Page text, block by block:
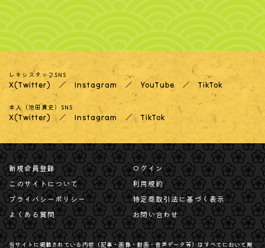
レキシスタッフSNS
X(Twitter) Instagram YouTube TikTok
本人（池田貴史）SNS
X(Twitter) Instagram TikTok
新規会員登録
ログイン
このサイトについて
利用規約
プライバシーポリシー
特定商取引法に基づく表示
よくある質問
お問い合わせ
当サイトに掲載されている内容（記事・画像・動画・音声データ等）はすべてにおいて無